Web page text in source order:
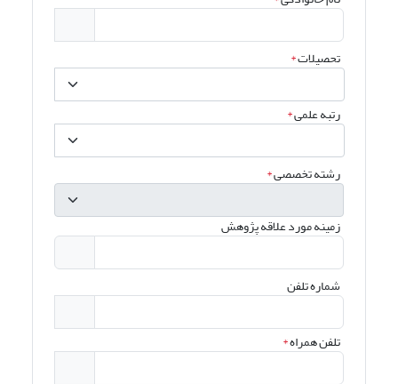
تحصیلات*
رتبه علمی*
رشته تخصصی*
زمینه مورد علاقه پژوهش
شماره تلفن
تلفن همراه*